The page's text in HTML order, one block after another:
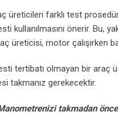
üreticileri farklı test
kullanılmasını önerir. Bu,
üreticisi, motor çalışırken
tertibatı olmayan bir araç
takmanız gerekecektir.
takmadan